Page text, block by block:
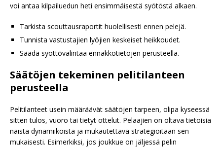
voi antaa kilpailuedun heti ensimmäisestä syötöstä alkaen.
Tarkista scouttausraportit huolellisesti ennen pelejä.
Tunnista vastustajien lyöjien keskeiset heikkoudet.
Säädä syöttövalintaa ennakkotietojen perusteella.
Säätöjen tekeminen pelitilanteen
perusteella
Pelitilanteet usein määräävät säätöjen tarpeen, olipa kyseessä
sitten tulos, vuoro tai tietyt ottelut. Pelaajien on oltava tietoisia
näistä dynamiikoista ja mukautettava strategioitaan sen
mukaisesti. Esimerkiksi, jos joukkue on jäljessä pelin